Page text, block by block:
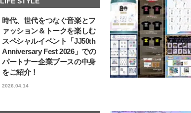
時代、世代をつなぐ音楽とフ
ァッション＆トークを楽しむ
スペシャルイベント「JJ50th
Anniversary Fest 2026」での
パートナー企業ブースの中身
をご紹介！
2026.04.14